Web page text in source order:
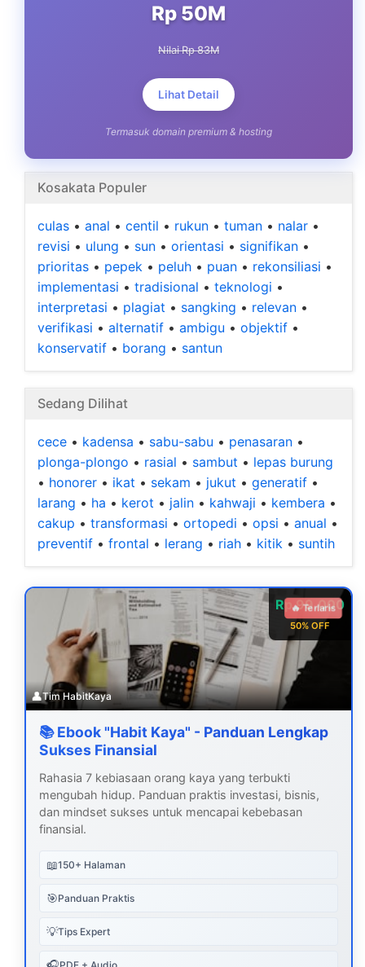
Rp 50M
Nilai Rp 83M
Lihat Detail
Termasuk domain premium & hosting
Kosakata Populer
culas • anal • centil • rukun • tuman • nalar •
revisi • ulung • sun • orientasi • signifikan •
prioritas • pepek • peluh • puan • rekonsiliasi •
implementasi • tradisional • teknologi •
interpretasi • plagiat • sangking • relevan •
verifikasi • alternatif • ambigu • objektif •
konservatif • borang • santun
Sedang Dilihat
cece • kadensa • sabu-sabu • penasaran •
plonga-plongo • rasial • sambut • lepas burung
• honorer • ikat • sekam • jukut • generatif •
larang • ha • kerot • jalin • kahwaji • kembera •
cakup • transformasi • ortopedi • opsi • anual •
preventif • frontal • lerang • riah • kitik • suntih
Rp 99.000
50% OFF
🔥 Terlaris
👤Tim HabitKaya
📚 Ebook "Habit Kaya" - Panduan Lengkap
Sukses Finansial
Rahasia 7 kebiasaan orang kaya yang terbukti
mengubah hidup. Panduan praktis investasi, bisnis,
dan mindset sukses untuk mencapai kebebasan
finansial.
📖150+ Halaman
🎯Panduan Praktis
💡Tips Expert